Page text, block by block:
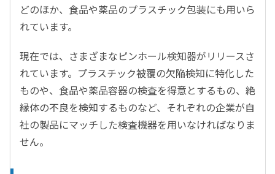
どのほか、食品や薬品のプラスチック包装にも用いら
れています。
現在では、さまざまなピンホール検知器がリリースさ
れています。プラスチック被覆の欠陥検知に特化した
ものや、食品や薬品容器の検査を得意とするもの、絶
縁体の不良を検知するものなど、それぞれの企業が自
社の製品にマッチした検査機器を用いなければなりま
せん。